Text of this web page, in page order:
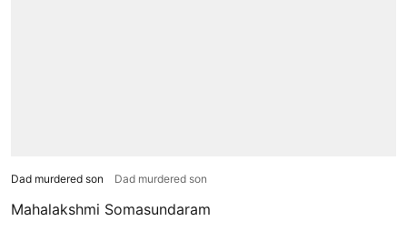
Dad murdered son Dad murdered son
Mahalakshmi Somasundaram